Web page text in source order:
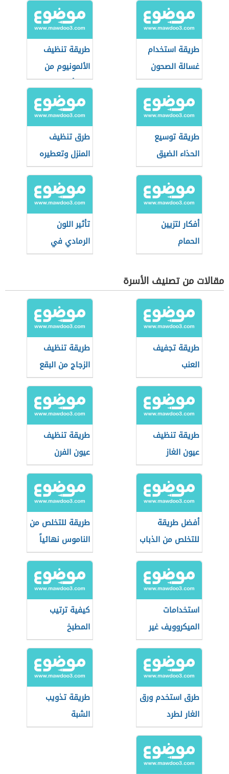
طريقة استخدام
غسالة الصحون
طريقة تنظيف
الألمونيوم من
الصدأ
طريقة توسيع
الحذاء الضيق
طرق تنظيف
المنزل وتعطيره
أفكار لتزيين
الحمام
تأثير اللون
الرمادي في
الديكور
مقالات من تصنيف الأسرة
طريقة تجفيف
العنب
طريقة تنظيف
الزجاج من البقع
طريقة تنظيف
عيون الغاز
طريقة تنظيف
عيون الفرن
أفضل طريقة
للتخلص من الذباب
طريقة للتخلص من
الناموس نهائياً
استخدامات
الميكروويف غير
التسخين
كيفية ترتيب
المطبخ
طرق استخدم ورق
الغار لطرد
الحشرات
طريقة تذويب
الشبة